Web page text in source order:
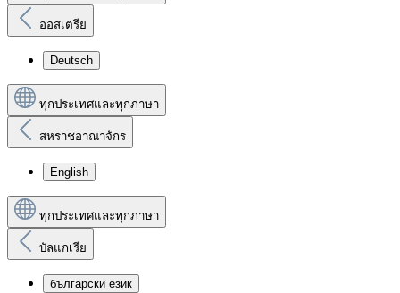
ออสเตรีย
Deutsch
ทุกประเทศและทุกภาษา
สหราชอาณาจักร
English
ทุกประเทศและทุกภาษา
บัลแกเรีย
български език